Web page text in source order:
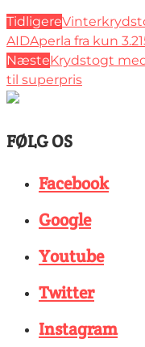
Tidligere
AIDAperla fra kun
NæsteKrydstogt
til superpris
FØLG OS
Facebook
Google
Youtube
Twitter
Instagram